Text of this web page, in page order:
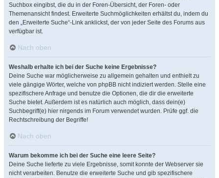
Suchbox eingibst, die du in der Foren-Übersicht, der Foren- oder
Themenansicht findest. Erweiterte Suchmöglichkeiten erhältst du, indem du
den „Erweiterte Suche“-Link anklickst, der von jeder Seite des Forums aus
verfügbar ist.
Nach oben
Weshalb erhalte ich bei der Suche keine Ergebnisse?
Deine Suche war möglicherweise zu allgemein gehalten und enthielt zu
viele gängige Wörter, welche von phpBB nicht indiziert werden. Stelle eine
spezifischere Anfrage und benutze die Optionen, die dir die erweiterte
Suche bietet. Außerdem ist es natürlich auch möglich, dass dein(e)
Suchbegriff(e) hier nirgends im Forum verwendet wurden. Prüfe ggf. die
Rechtschreibung der Begriffe!
Nach oben
Warum bekomme ich bei der Suche eine leere Seite?
Deine Suche lieferte zu viele Ergebnisse, somit konnte der Webserver sie
nicht verarbeiten. Benutze die erweiterte Suche und gib spezifischere